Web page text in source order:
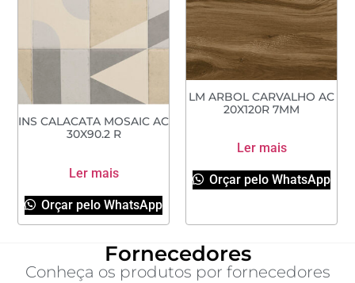
INS CALACATA MOSAIC AC
30X90.2 R
Ler mais
Orçar pelo WhatsApp
LM ARBOL CARVALHO AC
20X120R 7MM
Ler mais
Orçar pelo WhatsApp
Fornecedores
Conheça os produtos por fornecedores